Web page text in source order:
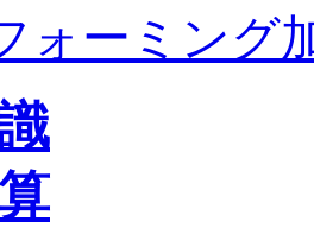
ォーミング